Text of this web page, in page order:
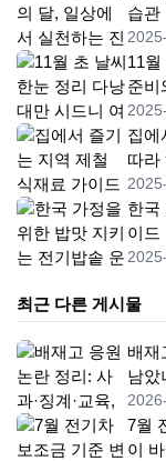
습관
11
준비
집에
따라
한국
이드
최근 다른 게시물
배재
남았
7월
이